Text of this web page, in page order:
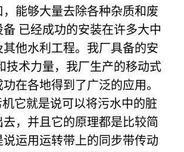
，能够大量去除各种杂质和废
已经成功的安装在许多大中
其他水利工程。我厂具备的安
技术力量，我厂生产的移动式
在各地得到了广泛的应用。
它就是说可以将污水中的脏
，并且它的原理都是比较简
说运用运转带上的同步带传动